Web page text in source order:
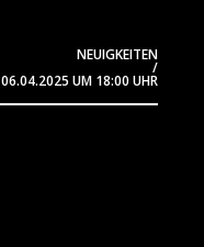
NEUIGKEITEN
/
06.04.2025 UM 18:00 UHR